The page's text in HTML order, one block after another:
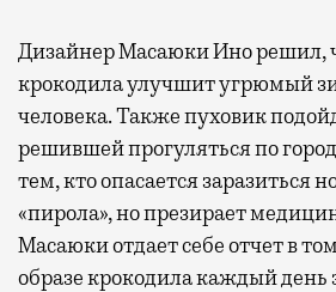
Дизайнер Масаюки Ино решил,
крокодила улучшит угрюмый
человека. Также пуховик
решившей прогуляться по
тем, кто опасается
«пирола», но презирает
Масаюки отдает себе отчет в
образе крокодила каждый день